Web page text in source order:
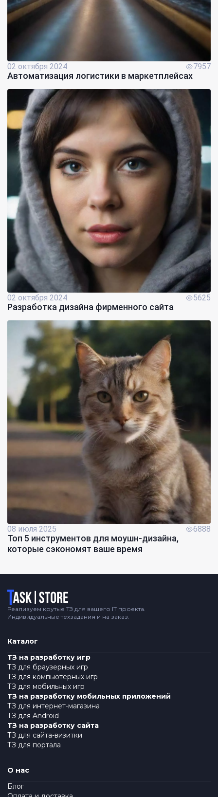
02 октября 2024 7957
Автоматизация логистики в маркетплейсах
02 октября 2024 5625
Разработка дизайна фирменного сайта
08 июля 2025 6888
Топ 5 инструментов для моушн-дизайна,
которые сэкономят ваше время
Логотип
Реализуем крутые ТЗ для вашего IT проекта.
Индивидуальные техзадания и на заказ.
Каталог
ТЗ на разработку игр
ТЗ для браузерных игр
ТЗ для компьютерных игр
ТЗ для мобильных игр
ТЗ на разработку мобильных приложений
ТЗ для интернет-магазина
ТЗ для Android
ТЗ на разработку сайта
ТЗ для сайта-визитки
ТЗ для портала
О нас
Блог